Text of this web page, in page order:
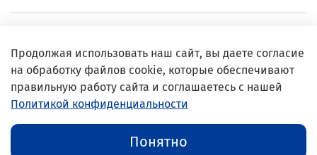
Выгодные предложения
© 2002–2024 InterSport
Продолжая использовать наш сайт, вы даете согласие
на обработку файлов cookie, которые обеспечивают
правильную работу сайта и соглашаетесь с нашей
Политикой конфиденциальности
Понятно